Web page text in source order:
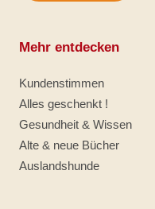
Mehr entdecken
Kundenstimmen
Alles geschenkt !
Gesundheit & Wissen
Alte & neue Bücher
Auslandshunde